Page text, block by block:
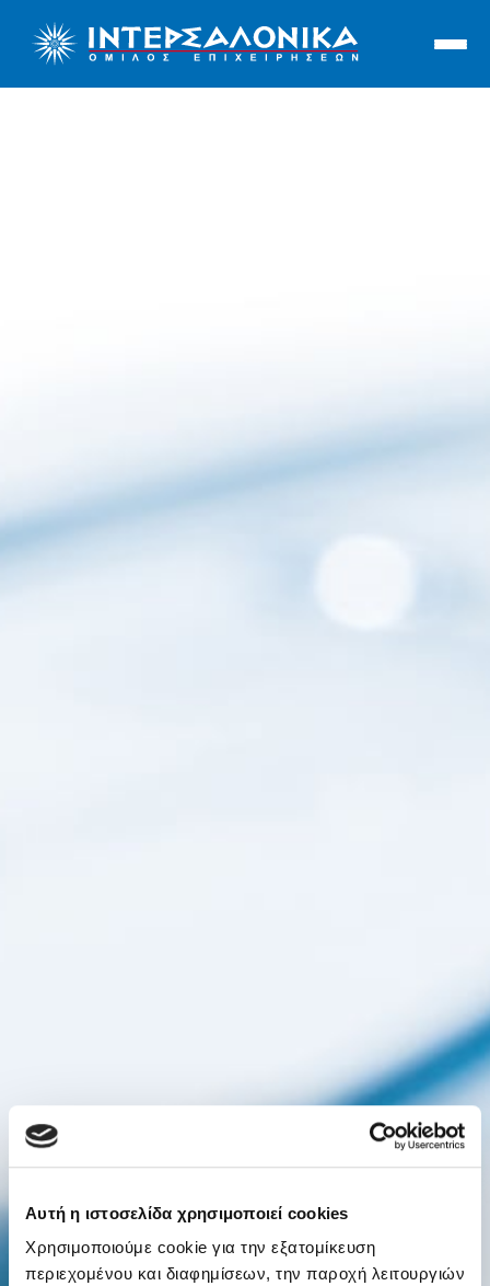
Αυτή η ιστοσελίδα χρησιμοποιεί cookies
Χρησιμοποιούμε cookie για την εξατομίκευση
περιεχομένου και διαφημίσεων, την παροχή λειτουργιών
Ιντερσαλόνικα